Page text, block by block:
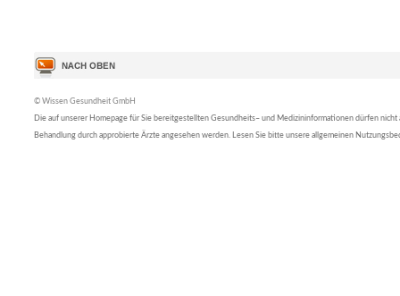
© Wissen Gesundheit GmbH
Die auf unserer Homepage für Sie bereitgestellten Gesundheits– und Medizininformationen dürfen nicht
Behandlung durch approbierte Ärzte angesehen werden. Lesen Sie bitte unsere allgemeinen